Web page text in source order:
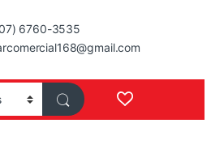
6760-3535